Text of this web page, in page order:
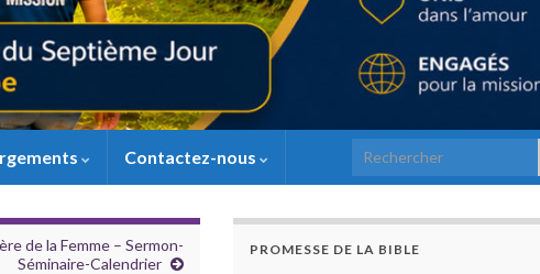
Contactez-nous Search for:
de la Femme – Sermon-
Séminaire-Calendrier
PROMESSE DE LA BIBLE